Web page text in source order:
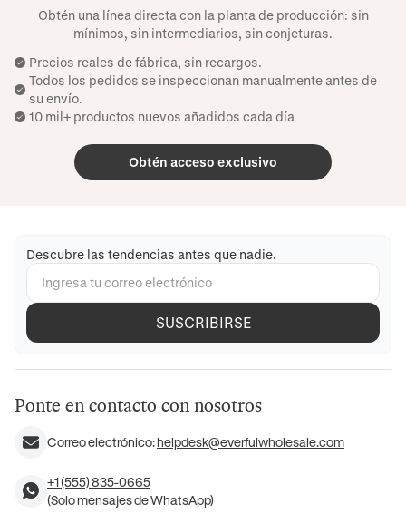
Obtén una línea directa con la planta de producción: sin
mínimos, sin intermediarios, sin conjeturas.
Precios reales de fábrica, sin recargos.
Todos los pedidos se inspeccionan manualmente antes de
su envío.
10 mil+ productos nuevos añadidos cada día
Obtén acceso exclusivo
Descubre las tendencias antes que nadie.
SUSCRIBIRSE
Ponte en contacto con nosotros
Correo electrónico:helpdesk@everfulwholesale.com
+1 (555) 835-0665
(Solo mensajes de WhatsApp)